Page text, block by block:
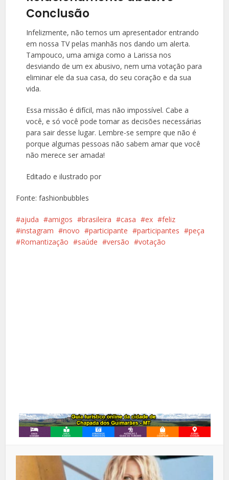
Conclusão
Infelizmente, não temos um apresentador entrando
em nossa TV pelas manhãs nos dando um alerta.
Tampouco, uma amiga como a Larissa nos
desviando de um ex abusivo, nem uma votação para
eliminar ele da sua casa, do seu coração e da sua
vida.
Essa missão é difícil, mas não impossível. Cabe a
você, e só você pode tomar as decisões necessárias
para sair desse lugar. Lembre-se sempre que não é
porque algumas pessoas não sabem amar que você
não merece ser amada!
Editado e ilustrado por
Fonte: fashionbubbles
ajuda amigos brasileira casa ex
feliz
instagram
novo participante participantes
peça
Romantização
saúde versão votação